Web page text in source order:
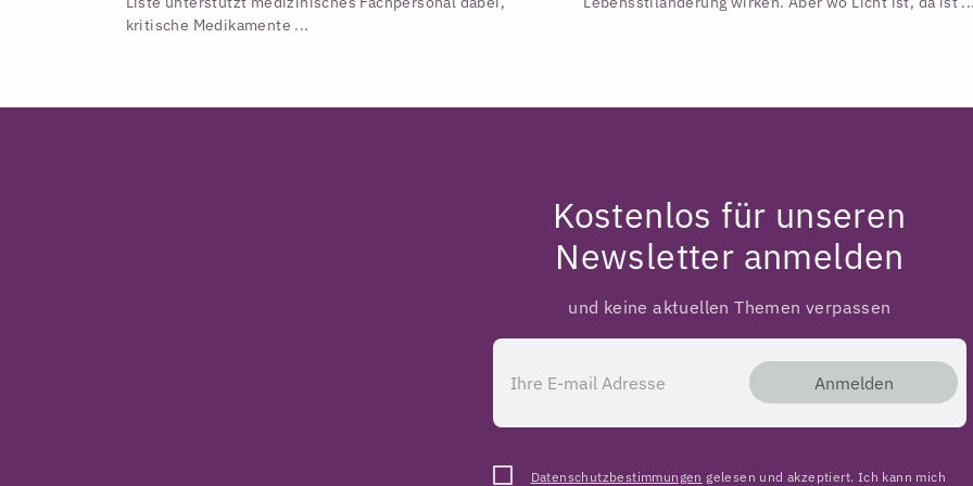
kritische Medikamente ...
Kostenlos für unseren
Newsletter anmelden
und keine aktuellen Themen verpassen
Anmelden
Datenschutzbestimmungen gelesen und akzeptiert. Ich kann mich